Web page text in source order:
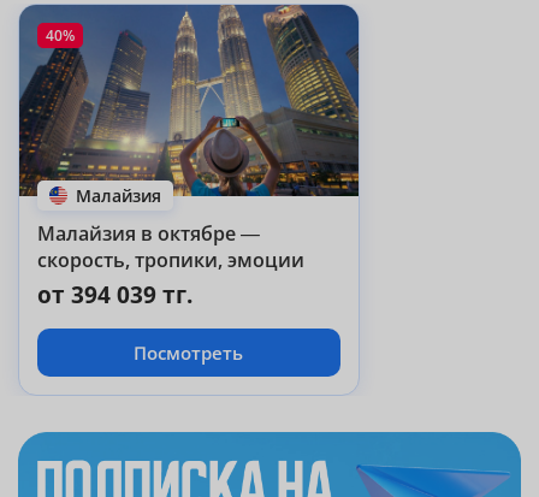
40%
Малайзия
Малайзия в октябре —
скорость, тропики, эмоции
от 394 039 тг.
Посмотреть